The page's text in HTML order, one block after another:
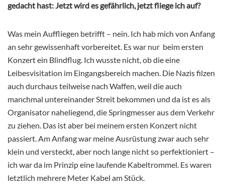
gedacht hast: Jetzt wird es gefährlich, jetzt fliege ich auf?
Was mein Auffliegen betrifft – nein. Ich hab mich von Anfang
an sehr gewissenhaft vorbereitet. Es war nur beim ersten
Konzert ein Blindflug. Ich wusste nicht, ob die eine
Leibesvisitation im Eingangsbereich machen. Die Nazis filzen
auch durchaus teilweise nach Waffen, weil die auch
manchmal untereinander Streit bekommen und da ist es als
Organisator naheliegend, die Springmesser aus dem Verkehr
zu ziehen. Das ist aber bei meinem ersten Konzert nicht
passiert. Am Anfang war meine Ausrüstung zwar auch sehr
klein und versteckt, aber noch lange nicht so perfektioniert –
ich war da im Prinzip eine laufende Kabeltrommel. Es waren
letztlich mehrere Meter Kabel am Stück.